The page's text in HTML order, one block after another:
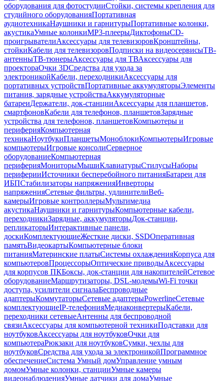
оборудования для фотостудииСтойки, системы крепления для
студийного оборудованияПортативная
аудиотехникаНаушники и гарнитурыПортативные колонки,
акустикаУмные колонкиMP3-плеерыДиктофоныCD-
проигрывателиАксессуары для телевизоровКронштейны,
стойкиКабели для телевизоровПодписки на видеосервисыТВ-
антенныТВ-тюнерыАксессуары для ТВАксессуары для
проектораОчки 3DСредства для ухода за
электроникойКабели, переходникиАксессуары для
портативных устройствПортативные аккумуляторыЭлементы
питания, зарядные устройстваАккумуляторные
батареиДержатели, док-станцииАксессуары для планшетов,
смартфоновКабели для телефонов, планшетовЗарядные
устройства для телефонов, планшетовКомпьютеры и
периферияКомпьютерная
техникаНоутбукиПланшетыМоноблокиКомпьютерыИгровые
компьютерыИгровые консолиСерверное
оборудованиеКомпьютерная
периферияМониторыМышиКлавиатурыСтилусыНаборы
периферииИсточники бесперебойного питанияБатареи для
ИБПСтабилизаторы напряженияИнверторы
напряженияСетевые фильтры, удлинителиВеб-
камерыИгровые контроллерыМультимедиа
акустикаНаушники и гарнитурыКомпьютерные кабели,
переходникиЗарядные, аккумуляторыДок-станции,
репликаторыИнтерактивные панели,
доскиКомплектующиеЖесткие диски, SSDОперативная
памятьВидеокартыКомпьютерные блоки
питанияМатеринские платыСистемы охлажденияКорпуса для
компьютеровПроцессорыОптические приводыАксессуары
для корпусов ПКБоксы, док-станции для накопителейСетевое
оборудованиеМаршрутизаторы, DSL-модемыWi-Fi точки
доступа, усилители сигналаБеспроводные
адаптерыКоммутаторыСетевые адаптерыPowerlineСетевые
комплектующиеIP-телефонияМедиаконвертерыКабели,
переходники сетевыеАнтенны для беспроводной
связиАксессуары для компьютерной техникиПодставки для
ноутбуковАксессуары для ноутбуковОчки для
компьютераРюкзаки для ноутбуковСумки, чехлы для
ноутбуковСредства для ухода за электроникойПрограммное
обеспечениеСистема Умный домУправление умным
домомУмные колонки, станцииУмные камеры
видеонаблюденияУмные датчики для домаУмные